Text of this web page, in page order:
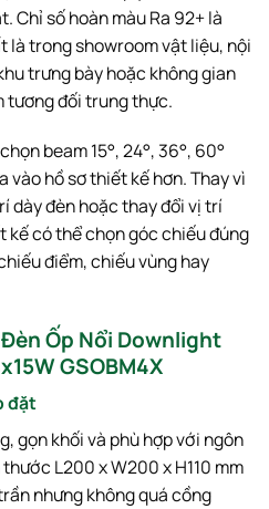
Chỉ số hoàn màu Ra 92+ là
là trong showroom vật liệu, nội
trưng bày hoặc không gian
tương đối trung thực.
beam 15°, 24°, 36°, 60°
vào hồ sơ thiết kế hơn. Thay vì
dày đèn hoặc thay đổi vị trí
kế có thể chọn góc chiếu đúng
điểm, chiếu vùng hay
Ốp Nổi Downlight
GSOBM4X
đặt
gọn khối và phù hợp với ngôn
L200 x W200 x H110 mm
nhưng không quá cồng